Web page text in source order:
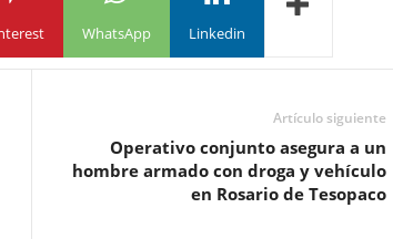
WhatsApp Linkedin
Artículo siguiente
Operativo conjunto asegura a un
hombre armado con droga y vehículo
en Rosario de Tesopaco